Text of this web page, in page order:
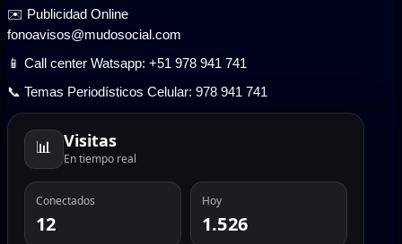
✉️ Publicidad Online
fonoavisos@mudosocial.com
📱 Call center Watsapp: +51 978 941 741
📞 Temas Periodísticos Celular: 978 941 741
📊 Visitas
En tiempo real
Conectados
12
Hoy
1.526